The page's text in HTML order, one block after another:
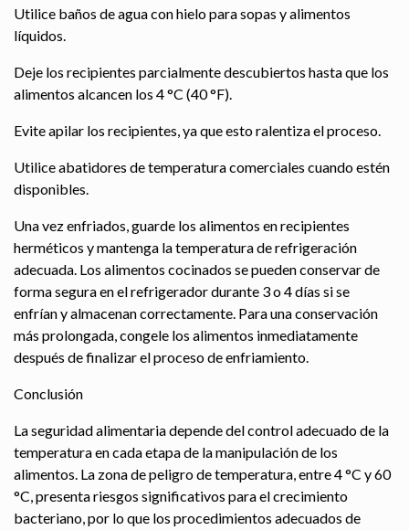
Utilice baños de agua con hielo para sopas y alimentos
líquidos.
Deje los recipientes parcialmente descubiertos hasta que los
alimentos alcancen los 4 °C (40 °F).
Evite apilar los recipientes, ya que esto ralentiza el proceso.
Utilice abatidores de temperatura comerciales cuando estén
disponibles.
Una vez enfriados, guarde los alimentos en recipientes
herméticos y mantenga la temperatura de refrigeración
adecuada. Los alimentos cocinados se pueden conservar de
forma segura en el refrigerador durante 3 o 4 días si se
enfrían y almacenan correctamente. Para una conservación
más prolongada, congele los alimentos inmediatamente
después de finalizar el proceso de enfriamiento.
Conclusión
La seguridad alimentaria depende del control adecuado de la
temperatura en cada etapa de la manipulación de los
alimentos. La zona de peligro de temperatura, entre 4 °C y 60
°C, presenta riesgos significativos para el crecimiento
bacteriano, por lo que los procedimientos adecuados de